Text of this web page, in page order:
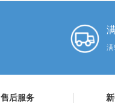
售后服务